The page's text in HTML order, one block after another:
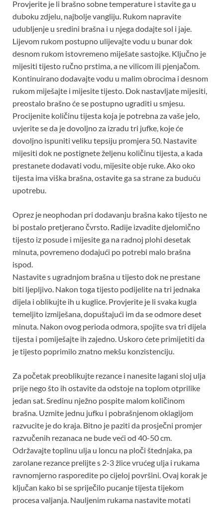
Provjerite je li brašno sobne temperature i stavite ga u
duboku zdjelu, najbolje vangliju. Rukom napravite
udubljenje u sredini brašna i u njega dodajte sol i jaje.
Lijevom rukom postupno ulijevajte vodu u bunar dok
desnom rukom istovremeno miješate sastojke. Ključno je
mijesiti tijesto ručno prstima, a ne vilicom ili pjenjačom.
Kontinuirano dodavajte vodu u malim obrocima i desnom
rukom miješajte i mijesite tijesto. Dok nastavljate mijesiti,
preostalo brašno će se postupno ugraditi u smjesu.
Procijenite količinu tijesta koja je potrebna za vaše jelo,
uvjerite se da je dovoljno za izradu tri jufke, koje će
dovoljno ispuniti veliku tepsiju promjera 50. Nastavite
mijesiti dok ne postignete željenu količinu tijesta, a kada
prestanete dodavati vodu, mijesite obje ruke. Ako oko
tijesta ima viška brašna, ostavite ga sa strane za buduću
upotrebu.
Oprez je neophodan pri dodavanju brašna kako tijesto ne
bi postalo pretjerano čvrsto. Radije izvadite djelomično
tijesto iz posude i mijesite ga na radnoj plohi desetak
minuta, povremeno dodajući po potrebi malo brašna
ispod.
Nastavite s ugradnjom brašna u tijesto dok ne prestane
biti ljepljivo. Nakon toga tijesto podijelite na tri jednaka
dijela i oblikujte ih u kuglice. Provjerite je li svaka kugla
temeljito izmiješana, dopuštajući im da se odmore deset
minuta. Nakon ovog perioda odmora, spojite sva tri dijela
tijesta i pomiješajte ih zajedno. Uskoro ćete primijetiti da
je tijesto poprimilo znatno mekšu konzistenciju.
Za početak preoblikujte rezance i nanesite lagani sloj ulja
prije nego što ih ostavite da odstoje na toplom otprilike
jedan sat. Sredinu nježno pospite malom količinom
brašna. Uzmite jednu jufku i pobrašnjenom oklagijom
razvucite je do kraja. Bitno je paziti da prosječni promjer
razvučenih rezanaca ne bude veći od 40-50 cm.
Održavajte toplinu ulja u loncu na ploči štednjaka, pa
zarolane rezance prelijte s 2-3 žlice vrućeg ulja i rukama
ravnomjerno rasporedite po cijeloj površini. Ovaj korak je
ključan kako bi se spriječilo pucanje tijesta tijekom
procesa valjanja. Nauljenim rukama nastavite motati